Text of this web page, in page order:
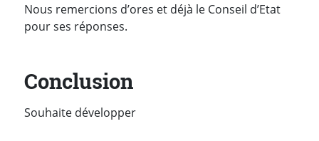
Nous remercions d’ores et déjà le Conseil d’Etat
pour ses réponses.
Conclusion
Souhaite développer